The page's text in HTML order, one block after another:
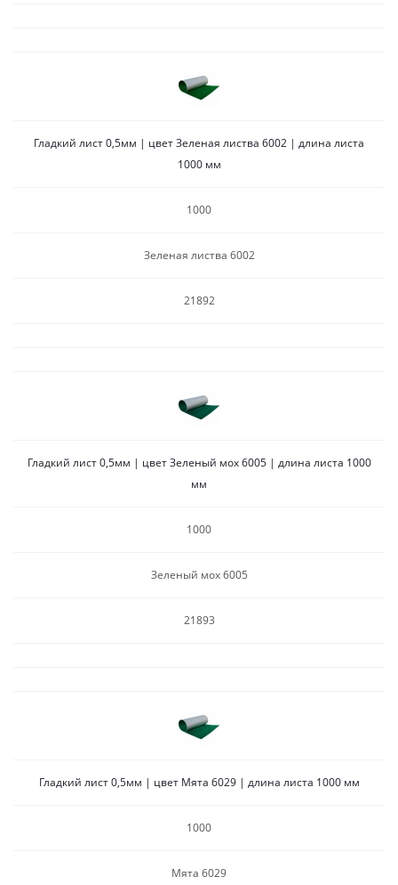
Гладкий лист 0,5мм | цвет Зеленая листва 6002 | длина листа
1000 мм
1000
Зеленая листва 6002
21892
Гладкий лист 0,5мм | цвет Зеленый мох 6005 | длина листа 1000
мм
1000
Зеленый мох 6005
21893
Гладкий лист 0,5мм | цвет Мята 6029 | длина листа 1000 мм
1000
Мята 6029